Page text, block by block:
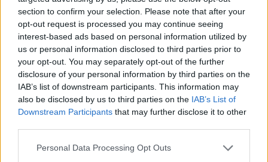
section to confirm your selection. Please note that after your
opt-out request is processed you may continue seeing
interest-based ads based on personal information utilized by
us or personal information disclosed to third parties prior to
your opt-out. You may separately opt-out of the further
disclosure of your personal information by third parties on the
IAB’s list of downstream participants. This information may
also be disclosed by us to third parties on the IAB’s List of
Downstream Participants that may further disclose it to other
Personal Data Processing Opt Outs
intézményi egyszeri forrásbevonás és az EU által
egyetlen ügylet keretében bevont eddigi
legnagyobb összeg.
Back to Europe 2026Az áprilisi választások után
visszakerült az európai térképre Magyarország, a kormány
kiemelt célja az uniós források hazahozatala, illetve
hosszabb távon az euró bevezetése. Milyen utat kell
kérdéssel foglalkozik a Portfolio konferenciája, mely